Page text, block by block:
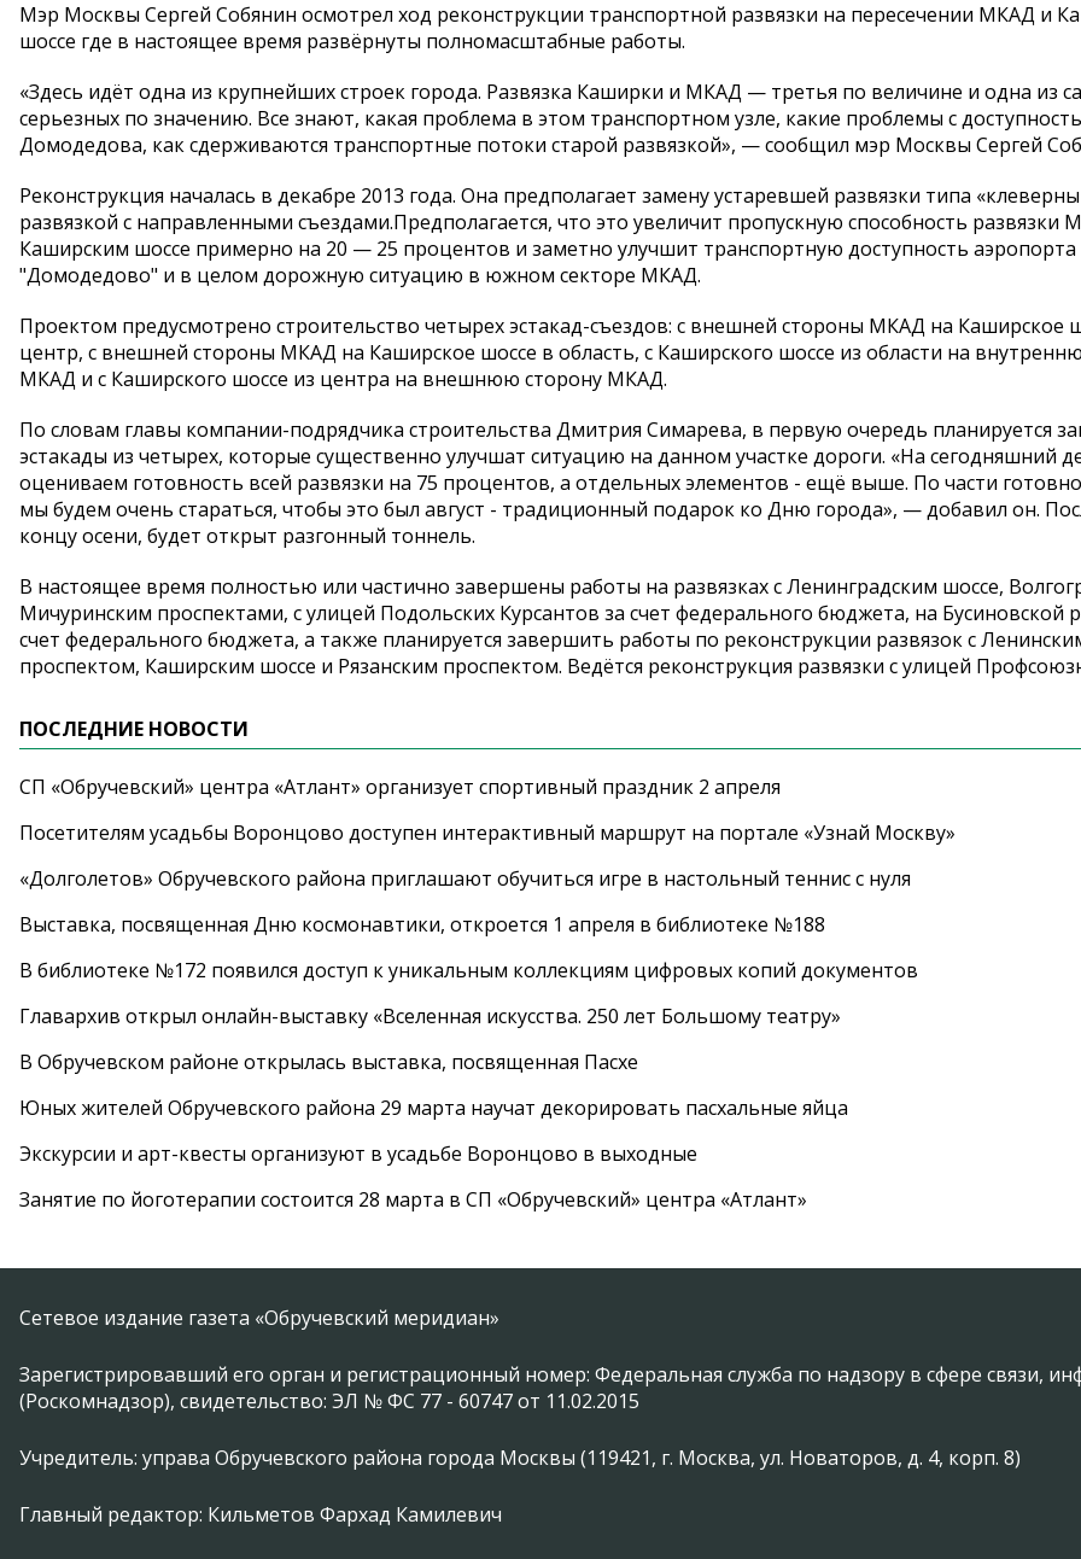
Мэр Москвы Сергей Собянин осмотрел ход реконструкции транспортной развязки на пересечении МКАД и
шоссе где в настоящее время развёрнуты полномасштабные работы.
«Здесь идёт одна из крупнейших строек города. Развязка Каширки и МКАД — третья по величине и одна из
серьезных по значению. Все знают, какая проблема в этом транспортном узле, какие проблемы с
Домодедова, как сдерживаются транспортные потоки старой развязкой», — сообщил мэр Москвы Сергей
Реконструкция началась в декабре 2013 года. Она предполагает замену устаревшей развязки типа
развязкой с направленными съездами.Предполагается, что это увеличит пропускную способность развязки
Каширским шоссе примерно на 20 — 25 процентов и заметно улучшит транспортную доступность аэропорта
"Домодедово" и в целом дорожную ситуацию в южном секторе МКАД.
Проектом предусмотрено строительство четырех эстакад-съездов: с внешней стороны МКАД на Каширское
центр, с внешней стороны МКАД на Каширское шоссе в область, с Каширского шоссе из области на
МКАД и с Каширского шоссе из центра на внешнюю сторону МКАД.
По словам главы компании-подрядчика строительства Дмитрия Симарева, в первую очередь планируется
эстакады из четырех, которые существенно улучшат ситуацию на данном участке дороги. «На сегодняшний
оцениваем готовность всей развязки на 75 процентов, а отдельных элементов - ещё выше. По части
мы будем очень стараться, чтобы это был август - традиционный подарок ко Дню города», — добавил он.
концу осени, будет открыт разгонный тоннель.
В настоящее время полностью или частично завершены работы на развязках с Ленинградским шоссе,
Мичуринским проспектами, с улицей Подольских Курсантов за счет федерального бюджета, на Бусиновской
счет федерального бюджета, а также планируется завершить работы по реконструкции развязок с
проспектом, Каширским шоссе и Рязанским проспектом. Ведётся реконструкция развязки с улицей
ПОСЛЕДНИЕ НОВОСТИ
СП «Обручевский» центра «Атлант» организует спортивный праздник 2 апреля
Посетителям усадьбы Воронцово доступен интерактивный маршрут на портале «Узнай Москву»
«Долголетов» Обручевского района приглашают обучиться игре в настольный теннис с нуля
Выставка, посвященная Дню космонавтики, откроется 1 апреля в библиотеке №188
В библиотеке №172 появился доступ к уникальным коллекциям цифровых копий документов
Главархив открыл онлайн-выставку «Вселенная искусства. 250 лет Большому театру»
В Обручевском районе открылась выставка, посвященная Пасхе
Юных жителей Обручевского района 29 марта научат декорировать пасхальные яйца
Экскурсии и арт-квесты организуют в усадьбе Воронцово в выходные
Занятие по йоготерапии состоится 28 марта в СП «Обручевский» центра «Атлант»
Сетевое издание газета «Обручевский меридиан»
Зарегистрировавший его орган и регистрационный номер: Федеральная служба по надзору в сфере связи,
(Роскомнадзор), свидетельство: ЭЛ № ФС 77 - 60747 от 11.02.2015
Учредитель: управа Обручевского района города Москвы (119421, г. Москва, ул. Новаторов, д. 4, корп. 8)
Главный редактор: Кильметов Фархад Камилевич